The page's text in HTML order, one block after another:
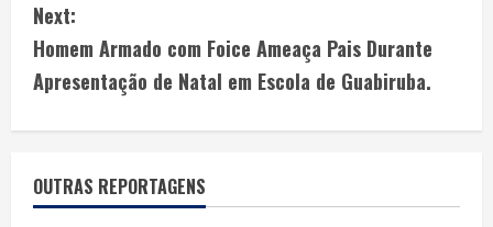
Next:
Homem Armado com Foice Ameaça Pais Durante
Apresentação de Natal em Escola de Guabiruba.
OUTRAS REPORTAGENS